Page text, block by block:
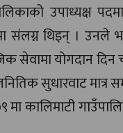
उपाध्यक्ष
संलग्न थिइन् । उनले
सेवामा योगदान
सुधारवाट मात्र
कालिमाटी